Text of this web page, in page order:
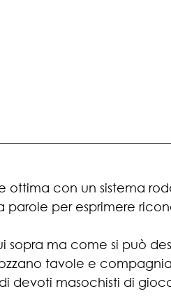
ottima con un sistema
parole per esprimere
sopra ma come si può
tavole e
devoti masochisti di